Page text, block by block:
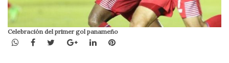
Celebración del primer gol panameño
WhatsApp
Facebook
TwitterGoogle+LinkedInPinterest